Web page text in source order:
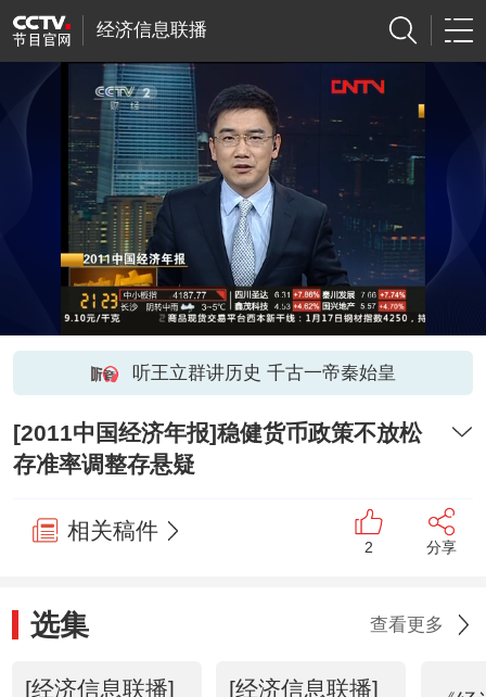
经济信息联播
听王立群讲历史 千古一帝秦始皇
[2011中国经济年报]稳健货币政策不放松
存准率调整存悬疑
相关稿件
2 分享
选集 查看更多
[经济信息联播]
[经济信息联播]